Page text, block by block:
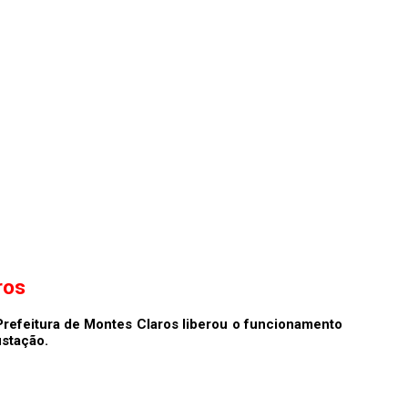
de Montes Claros liberou o funcionamento